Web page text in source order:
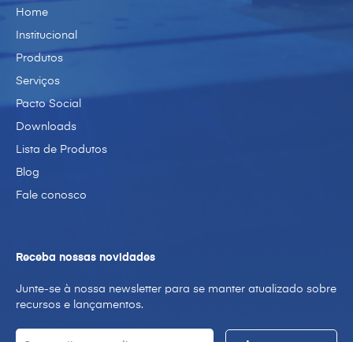
Home
Institucional
Produtos
Serviços
Pacto Social
Downloads
Lista de Produtos
Blog
Fale conosco
Receba nossas novidades
Junte-se à nossa newsletter para se manter atualizado sobre
recursos e lançamentos.